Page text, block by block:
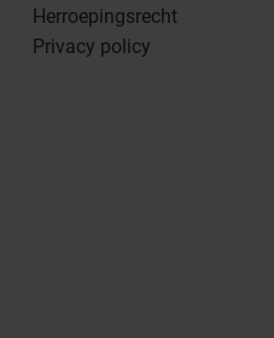
Herroepingsrecht
Privacy policy